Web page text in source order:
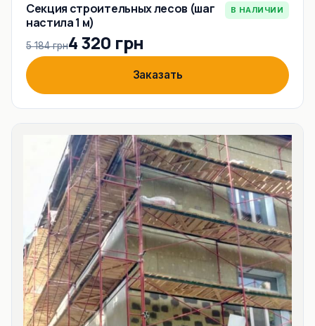
Секция строительных лесов (шаг
настила 1 м)
В НАЛИЧИИ
5 184 грн4 320 грн
Заказать